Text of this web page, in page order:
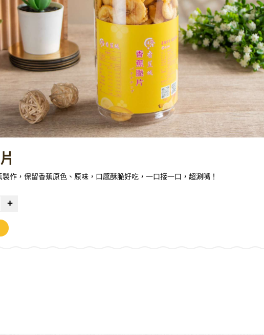
作，保留香蕉原色、原味，口感酥脆好吃，一口接一口，超涮嘴！
+